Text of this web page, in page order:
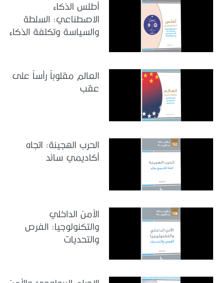
أطلس الذكاء
الاصطناعي: السلطة
والسياسة وتكلفة الذكاء
العالم مقلوباً رأساً على
عقب
الحرب الهجينة: اتجاه
أكاديمي سائد
الأمن الداخلي
والتكنولوجيا: الفرص
والتحديات